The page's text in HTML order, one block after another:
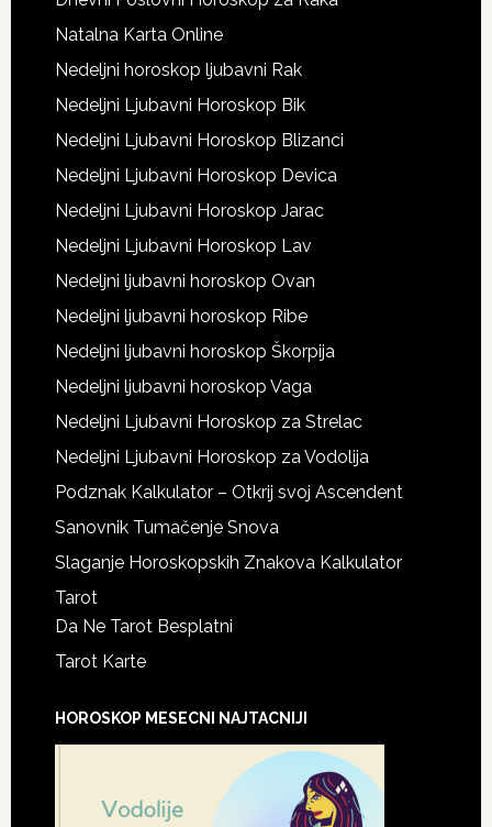
Natalna Karta Online
Nedeljni horoskop ljubavni Rak
Nedeljni Ljubavni Horoskop Bik
Nedeljni Ljubavni Horoskop Blizanci
Nedeljni Ljubavni Horoskop Devica
Nedeljni Ljubavni Horoskop Jarac
Nedeljni Ljubavni Horoskop Lav
Nedeljni ljubavni horoskop Ovan
Nedeljni ljubavni horoskop Ribe
Nedeljni ljubavni horoskop Škorpija
Nedeljni ljubavni horoskop Vaga
Nedeljni Ljubavni Horoskop za Strelac
Nedeljni Ljubavni Horoskop za Vodolija
Podznak Kalkulator – Otkrij svoj Ascendent
Sanovnik Tumačenje Snova
Slaganje Horoskopskih Znakova Kalkulator
Tarot
Da Ne Tarot Besplatni
Tarot Karte
HOROSKOP MESECNI NAJTACNIJI